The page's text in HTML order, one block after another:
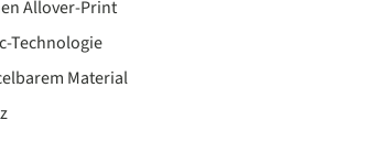
Allover-Print
Technologie
Material